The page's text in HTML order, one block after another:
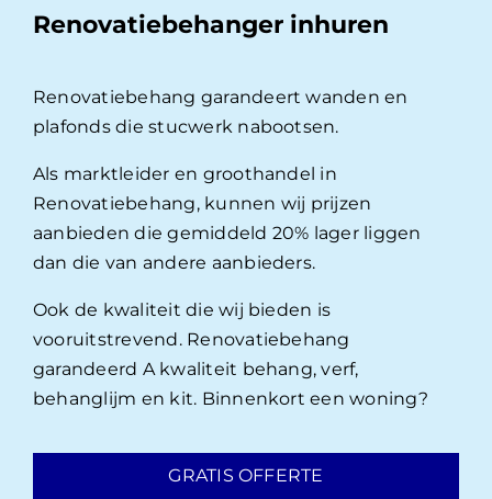
Renovatiebehanger inhuren
Renovatiebehang garandeert wanden en
plafonds die stucwerk nabootsen.
Als marktleider en groothandel in
Renovatiebehang, kunnen wij prijzen
aanbieden die gemiddeld 20% lager liggen
dan die van andere aanbieders.
Ook de kwaliteit die wij bieden is
vooruitstrevend. Renovatiebehang
garandeerd A kwaliteit behang, verf,
behanglijm en kit. Binnenkort een woning?
GRATIS OFFERTE